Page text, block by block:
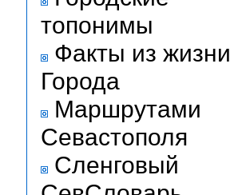
топонимы
Факты из жизни
Города
Маршрутами
Севастополя
Сленговый